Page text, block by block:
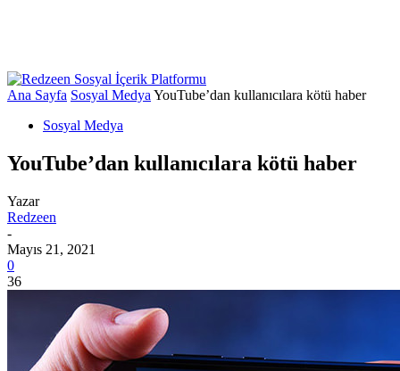
Ana Sayfa Sosyal Medya YouTube’dan kullanıcılara kötü haber
Sosyal Medya
YouTube’dan kullanıcılara kötü haber
Yazar
Redzeen
-
Mayıs 21, 2021
0
36